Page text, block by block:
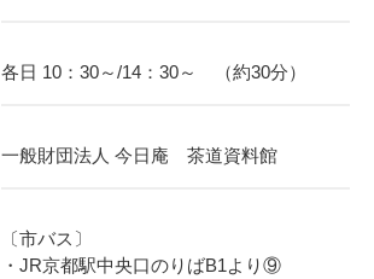
各日 10：30～/14：30～ （約30分）
一般財団法人 今日庵 茶道資料館
〔市バス〕
・JR京都駅中央口のりばB1より⑨